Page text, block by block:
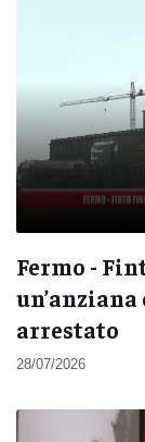
Fermo -
arrestato
28/07/2026